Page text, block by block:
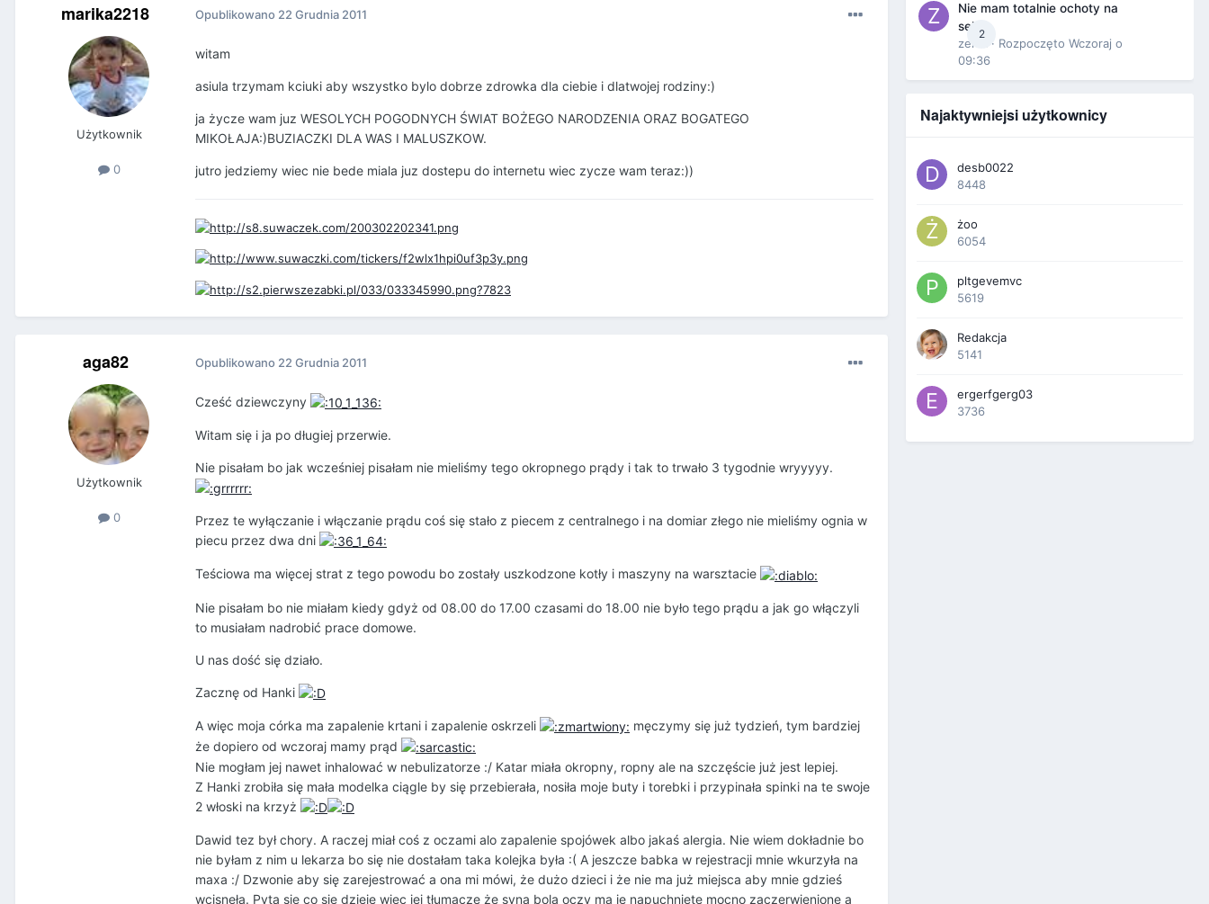
marika2218
Użytkownik
0
Opublikowano 22 Grudnia 2011
witam
asiula trzymam kciuki aby wszystko bylo dobrze zdrowka dla ciebie i dlatwojej rodziny:)
ja życze wam juz WESOLYCH POGODNYCH ŚWIAT BOŻEGO NARODZENIA ORAZ BOGATEGO
MIKOŁAJA:)BUZIACZKI DLA WAS I MALUSZKOW.
jutro jedziemy wiec nie bede miala juz dostepu do internetu wiec zycze wam teraz:))
aga82
Użytkownik
0
Opublikowano 22 Grudnia 2011
Cześć dziewczyny
Witam się i ja po długiej przerwie.
Nie pisałam bo jak wcześniej pisałam nie mieliśmy tego okropnego prądy i tak to trwało 3 tygodnie wryyyyy.
Przez te wyłączanie i włączanie prądu coś się stało z piecem z centralnego i na domiar złego nie mieliśmy ognia w
piecu przez dwa dni
Teściowa ma więcej strat z tego powodu bo zostały uszkodzone kotły i maszyny na warsztacie
Nie pisałam bo nie miałam kiedy gdyż od 08.00 do 17.00 czasami do 18.00 nie było tego prądu a jak go włączyli
to musiałam nadrobić prace domowe.
U nas dość się działo.
Zacznę od Hanki
A więc moja córka ma zapalenie krtani i zapalenie oskrzeli
męczymy się już tydzień, tym bardziej
że dopiero od wczoraj mamy prąd
Nie mogłam jej nawet inhalować w nebulizatorze :/ Katar miała okropny, ropny ale na szczęście już jest lepiej.
Z Hanki zrobiła się mała modelka ciągle by się przebierała, nosiła moje buty i torebki i przypinała spinki na te swoje
2 włoski na krzyż
Dawid tez był chory. A raczej miał coś z oczami alo zapalenie spojówek albo jakaś alergia. Nie wiem dokładnie bo
nie byłam z nim u lekarza bo się nie dostałam taka kolejka była :( A jeszcze babka w rejestracji mnie wkurzyła na
maxa :/ Dzwonie aby się zarejestrować a ona mi mówi, że dużo dzieci i że nie ma już miejsca aby mnie gdzieś
wcisnęła. Pyta się co się dzieje więc jej tłumacze że syna bolą oczy ma je napuchnięte mocno zaczerwienione a
2
Nie mam totalnie ochoty na
seks
zenla
· Rozpoczęto Wczoraj o
09:36
Najaktywniejsi użytkownicy
desb0022
8448
żoo
6054
pltgevemvc
5619
Redakcja
5141
ergerfgerg03
3736